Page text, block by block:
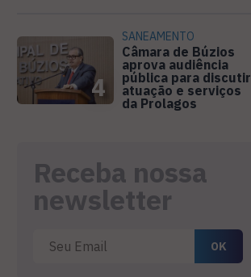
4
SANEAMENTO
Câmara de Búzios
aprova audiência
pública para discutir
atuação e serviços
da Prolagos
Receba nossa
newsletter